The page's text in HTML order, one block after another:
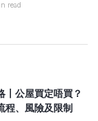
read
〡公屋買定唔買？
程、風險及限制